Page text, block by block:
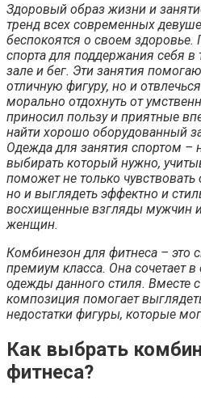
Здоровый образ жизни и
тренд всех современных
беспокоятся о своем
спорта для поддержания себя в
зале и бег. Эти занятия
отличную фигуру, но и
морально отдохнуть от
приносил пользу и приятные
найти хорошо оборудованный
Одежда для занятия спортом –
выбирать который нужно,
поможет не только
но и выглядеть эффектно и
восхищенные взгляды мужчин
женщин.
Комбинезон для фитнеса – это
премиум класса. Она сочетает
одежды данного стиля. Вместе
композиция помогает
недостатки фигуры, которые
Как выбрать
фитнеса?